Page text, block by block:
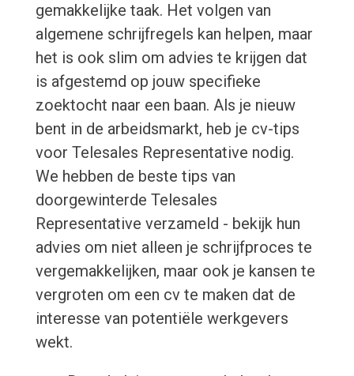
gemakkelijke taak. Het volgen van
algemene schrijfregels kan helpen, maar
het is ook slim om advies te krijgen dat
is afgestemd op jouw specifieke
zoektocht naar een baan. Als je nieuw
bent in de arbeidsmarkt, heb je cv-tips
voor Telesales Representative nodig.
We hebben de beste tips van
doorgewinterde Telesales
Representative verzameld - bekijk hun
advies om niet alleen je schrijfproces te
vergemakkelijken, maar ook je kansen te
vergroten om een cv te maken dat de
interesse van potentiële werkgevers
wekt.